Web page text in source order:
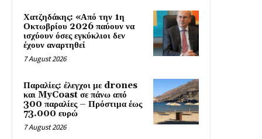
Χατζηδάκης: «Από την 1η
Οκτωβρίου 2026 παύουν να
ισχύουν όσες εγκύκλιοι δεν
έχουν αναρτηθεί
7 August 2026
Παραλίες: έλεγχοι με drones
και MyCoast σε πάνω από
300 παραλίες – Πρόστιμα έως
73.000 ευρώ
7 August 2026